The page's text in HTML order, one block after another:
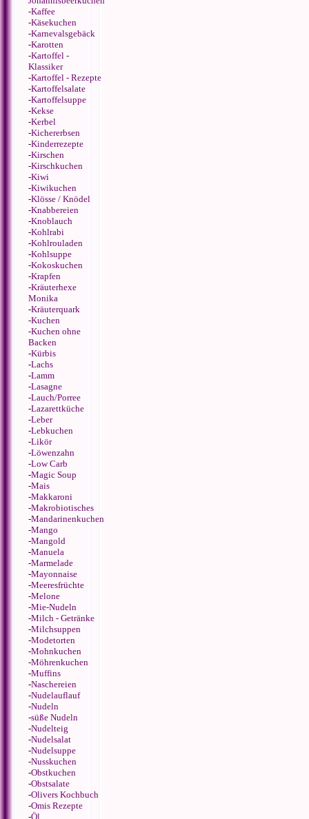
-Kaffee
-Käsekuchen
-Karnevalsgebäck
-Karotten
-Kartoffel -
Klassiker
-Kartoffel - Rezepte
-Kartoffelsalate
-Kartoffelsuppe
-Kekse
-Kerbel
-Kichererbsen
-Kinderrezepte
-Kirschen
-Kirschkuchen
-Kiwi
-Kiwikuchen
-Klösse / Knödel
-Knabbereien
-Knoblauch
-Kohlrabi
-Kohlrouladen
-Kohlsuppe
-Kokoskuchen
-Krapfen
-Kräuterhexe
Monika
-Kräuterquark
-Kuchen
-Kuchen ohne
Backen
-Kürbis
-Lachs
-Lamm
-Lasagne
-Lauch/Porree
-Lazarettküche
-Leber
-Lebkuchen
-Likör
-Löwenzahn
-Low Carb
-Magic Soup
-Mais
-Makkaroni
-Makrobiotisches
-Mandarinenkuchen
-Mango
-Mangold
-Manuela
-Marmelade
-Mayonnaise
-Meeresfrüchte
-Melone
-Mie-Nudeln
-Milch - Getränke
-Milchsuppen
-Modetorten
-Mohnkuchen
-Möhrenkuchen
-Muffins
-Naschereien
-Nudelauflauf
-Nudeln
-süße Nudeln
-Nudelteig
-Nudelsalat
-Nudelsuppe
-Nusskuchen
-Obstkuchen
-Obstsalate
-Olivers Kochbuch
-Omis Rezepte
-Öl